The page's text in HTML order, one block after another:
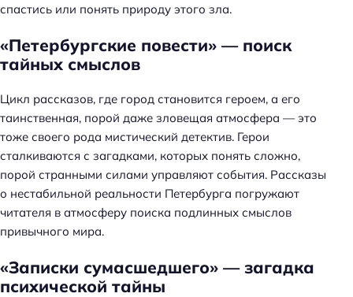
спастись или понять природу этого зла.
«Петербургские повести» — поиск
тайных смыслов
Цикл рассказов, где город становится героем, а его
таинственная, порой даже зловещая атмосфера — это
тоже своего рода мистический детектив. Герои
сталкиваются с загадками, которых понять сложно,
порой странными силами управляют события. Рассказы
о нестабильной реальности Петербурга погружают
читателя в атмосферу поиска подлинных смыслов
привычного мира.
«Записки сумасшедшего» — загадка
психической тайны